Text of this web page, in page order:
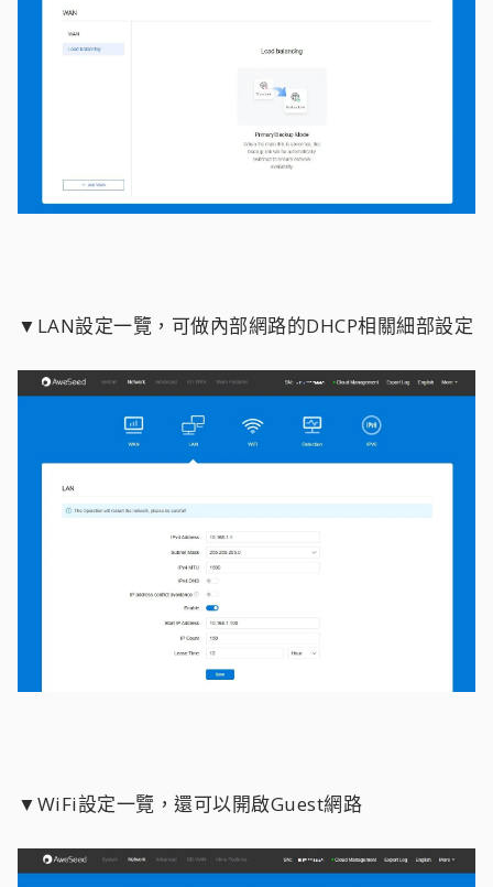
▼LAN設定一覽，可做內部網路的DHCP相關細部設定
▼WiFi設定一覽，還可以開啟Guest網路